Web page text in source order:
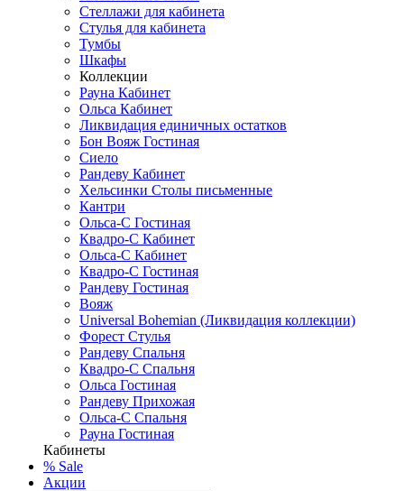
Стеллажи для кабинета
Стулья для кабинета
Тумбы
Шкафы
Коллекции
Рауна Кабинет
Ольса Кабинет
Ликвидация единичных остатков
Бон Вояж Гостиная
Сиело
Рандеву Кабинет
Хельсинки Столы письменные
Кантри
Ольса-С Гостиная
Квадро-С Кабинет
Ольса-С Кабинет
Квадро-С Гостиная
Рандеву Гостиная
Вояж
Universal Bohemian (Ликвидация коллекции)
Форест Стулья
Рандеву Спальня
Квадро-С Спальня
Ольса Гостиная
Рандеву Прихожая
Ольса-С Спальня
Рауна Гостиная
Кабинеты
% Sale
Акции